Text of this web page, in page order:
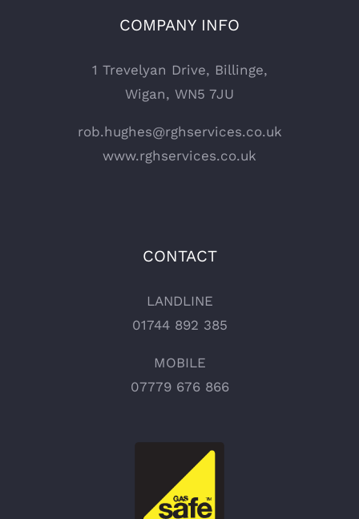
COMPANY INFO
1 Trevelyan Drive, Billinge,
Wigan, WN5 7JU
rob.hughes@rghservices.co.uk
www.rghservices.co.uk
CONTACT
LANDLINE
01744 892 385
MOBILE
07779 676 866